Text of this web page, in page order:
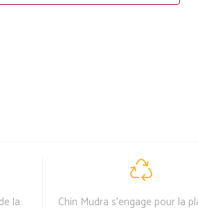
la Chin Mudra s'engage pour la